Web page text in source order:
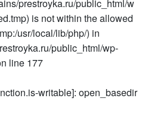
prestroyka.ru/public_html/w
is not within the allowed
usr/local/lib/php/) in
public_html/wp-
line 177
writable]: open_basedir